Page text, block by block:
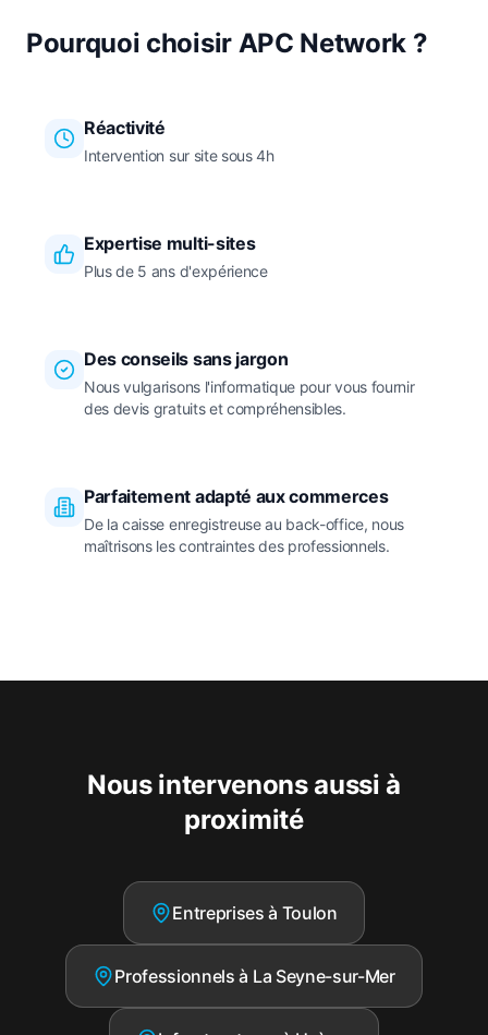
Pourquoi choisir APC Network ?
Réactivité
Intervention sur site sous 4h
Expertise multi-sites
Plus de 5 ans d'expérience
Des conseils sans jargon
Nous vulgarisons l'informatique pour vous fournir
des devis gratuits et compréhensibles.
Parfaitement adapté aux commerces
De la caisse enregistreuse au back-office, nous
maîtrisons les contraintes des professionnels.
Nous intervenons aussi à
proximité
Entreprises à Toulon
Professionnels à La Seyne-sur-Mer